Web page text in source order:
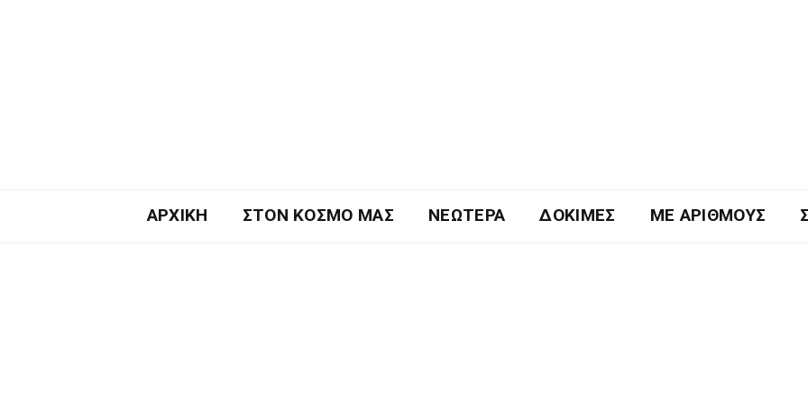
ΑΡΧΙΚΉ ΣΤΟΝ ΚΌΣΜΟ ΜΑΣ ΝΕΏΤΕΡΑ ΔΟΚΙΜΈΣ ΜΕ ΑΡΙΘΜΟΎΣ